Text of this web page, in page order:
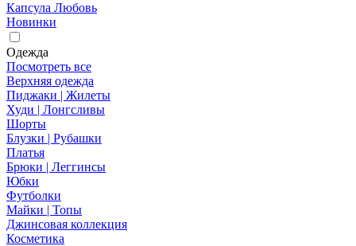
Капсула Любовь
Новинки
Одежда
Посмотреть все
Верхняя одежда
Пиджаки | Жилеты
Худи | Лонгсливы
Шорты
Блузки | Рубашки
Платья
Брюки | Леггинсы
Юбки
Футболки
Майки | Топы
Джинсовая коллекция
Косметика